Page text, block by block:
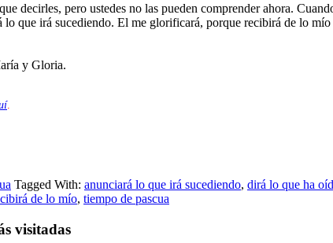
decirles, pero ustedes no las pueden comprender ahora.
que irá sucediendo. El me glorificará, porque recibirá de lo
y Gloria.
.
Tagged With: anunciará lo que irá sucediendo, dirá lo que ha
de lo mío, tiempo de pascua
visitadas